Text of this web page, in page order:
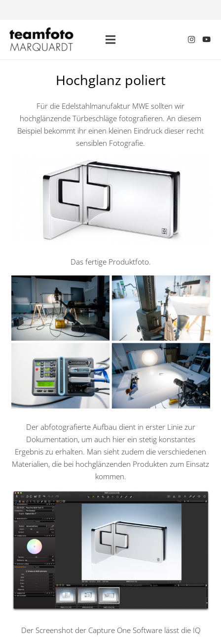
Hochglanz poliert
Für die Edelstahlmanufaktur MWE sollten wir
hochglänzende Türbeschläge fotografieren. An diesem
Beispiel bekommt ihr einen kleinen Eindruck dieser recht
sensiblen Fotografie.
Das fertige Produktfoto.
Der abfotografierte Aufbau dient in erster Linie zur
Dokumentation, um auch hier ein stetig konstantes
Ergebnis zu erhalten. Man sieht zudem die verschiedenen
Materialien, die bei hochglänzenden Produkten zum Einsatz
kommen.
Der Screenshot der Capture One Software lässt die IQ